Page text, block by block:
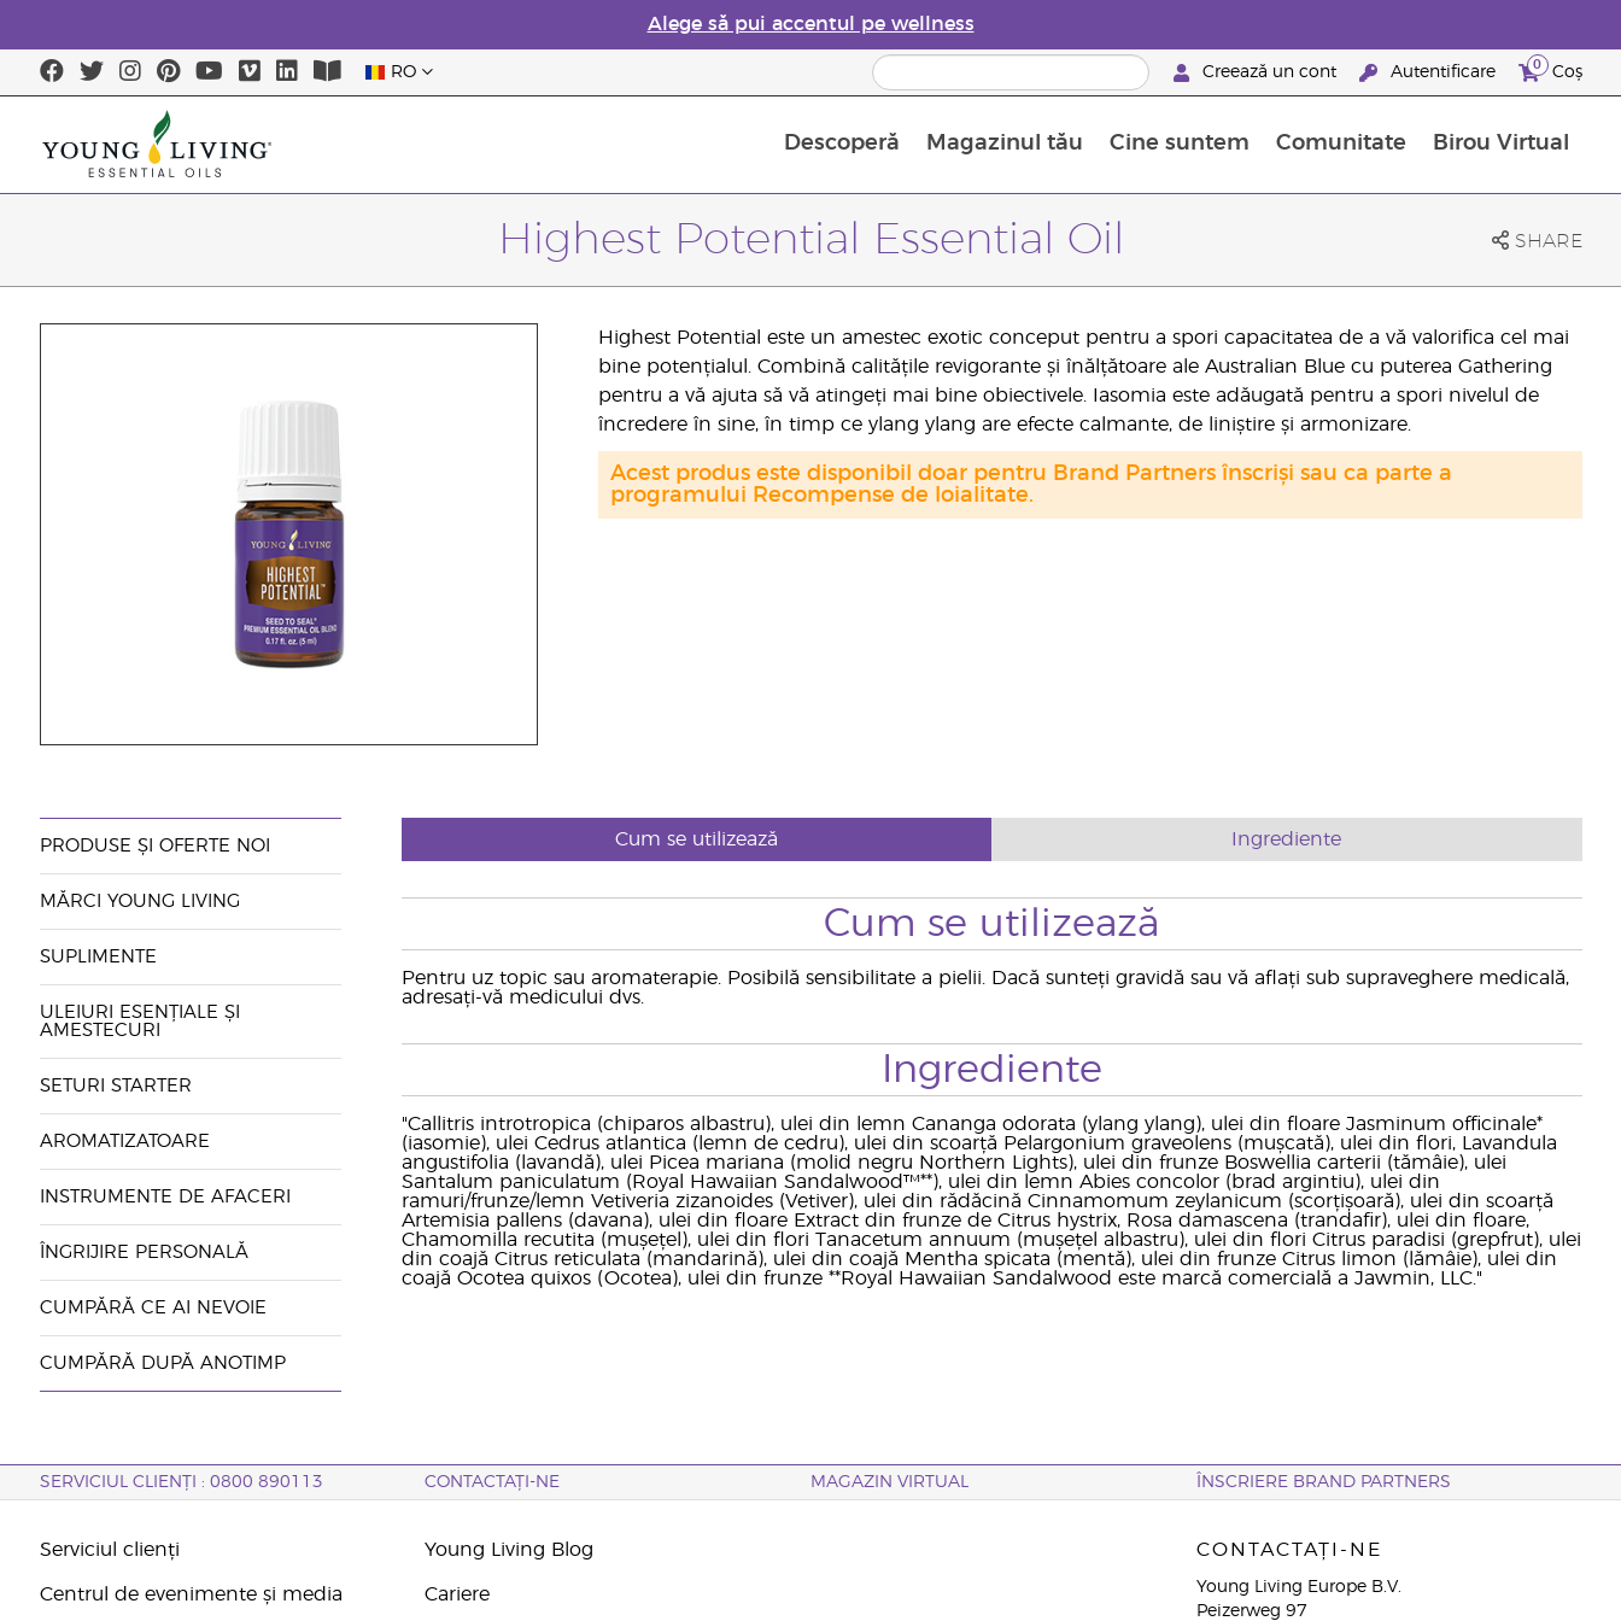
Alege să pui accentul pe wellness
RO Creează un cont Autentificare 0 Coș
Descoperă Magazinul tău Cine suntem Comunitate Birou Virtual
Highest Potential Essential Oil SHARE
Highest Potential este un amestec exotic conceput pentru a spori capacitatea de a vă valorifica cel mai
bine potențialul. Combină calitățile revigorante și înălțătoare ale Australian Blue cu puterea Gathering
pentru a vă ajuta să vă atingeți mai bine obiectivele. Iasomia este adăugată pentru a spori nivelul de
încredere în sine, în timp ce ylang ylang are efecte calmante, de liniștire și armonizare.
Acest produs este disponibil doar pentru Brand Partners înscriși sau ca parte a
programului Recompense de loialitate.
PRODUSE ȘI OFERTE NOI
MĂRCI YOUNG LIVING
SUPLIMENTE
ULEIURI ESENȚIALE ȘI
AMESTECURI
SETURI STARTER
AROMATIZATOARE
INSTRUMENTE DE AFACERI
ÎNGRIJIRE PERSONALĂ
CUMPĂRĂ CE AI NEVOIE
CUMPĂRĂ DUPĂ ANOTIMP
Cum se utilizează Ingrediente
Cum se utilizează
Pentru uz topic sau aromaterapie. Posibilă sensibilitate a pielii. Dacă sunteți gravidă sau vă aflați sub supraveghere medicală,
adresați-vă medicului dvs.
Ingrediente
"Callitris introtropica (chiparos albastru), ulei din lemn Cananga odorata (ylang ylang), ulei din floare Jasminum officinale*
(iasomie), ulei Cedrus atlantica (lemn de cedru), ulei din scoarță Pelargonium graveolens (mușcată), ulei din flori, Lavandula
angustifolia (lavandă), ulei Picea mariana (molid negru Northern Lights), ulei din frunze Boswellia carterii (tămâie), ulei
Santalum paniculatum (Royal Hawaiian Sandalwood™**), ulei din lemn Abies concolor (brad argintiu), ulei din
ramuri/frunze/lemn Vetiveria zizanoides (Vetiver), ulei din rădăcină Cinnamomum zeylanicum (scorțișoară), ulei din scoarță
Artemisia pallens (davana), ulei din floare Extract din frunze de Citrus hystrix, Rosa damascena (trandafir), ulei din floare,
Chamomilla recutita (mușețel), ulei din flori Tanacetum annuum (mușețel albastru), ulei din flori Citrus paradisi (grepfrut), ulei
din coajă Citrus reticulata (mandarină), ulei din coajă Mentha spicata (mentă), ulei din frunze Citrus limon (lămâie), ulei din
coajă Ocotea quixos (Ocotea), ulei din frunze **Royal Hawaiian Sandalwood este marcă comercială a Jawmin, LLC."
SERVICIUL CLIENȚI : 0800 890113 CONTACTAȚI-NE MAGAZIN VIRTUAL ÎNSCRIERE BRAND PARTNERS
Serviciul clienți
Centrul de evenimente și media
Young Living Blog
Cariere
CONTACTAȚI-NE
Young Living Europe B.V.
Peizerweg 97